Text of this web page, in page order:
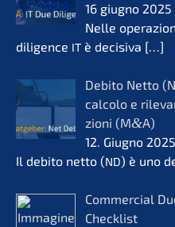
16 giugno 2025
Nelle
diligence IT è decisi­va […]
Debito Netto
calco­lo e
zio­ni (M&A)
12. Giugno 2025
Il debito netto (ND) è uno
Commer­cial
Check­list